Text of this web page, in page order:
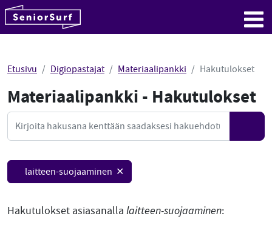
Hyppää sisältöön
Etusivu Digiopastajat Materiaalipankki Hakutulokset
Materiaalipankki - Hakutulokset
Haku
Hae
laitteen-suojaaminen ✕
Hakutulokset asiasanalla laitteen-suojaaminen: